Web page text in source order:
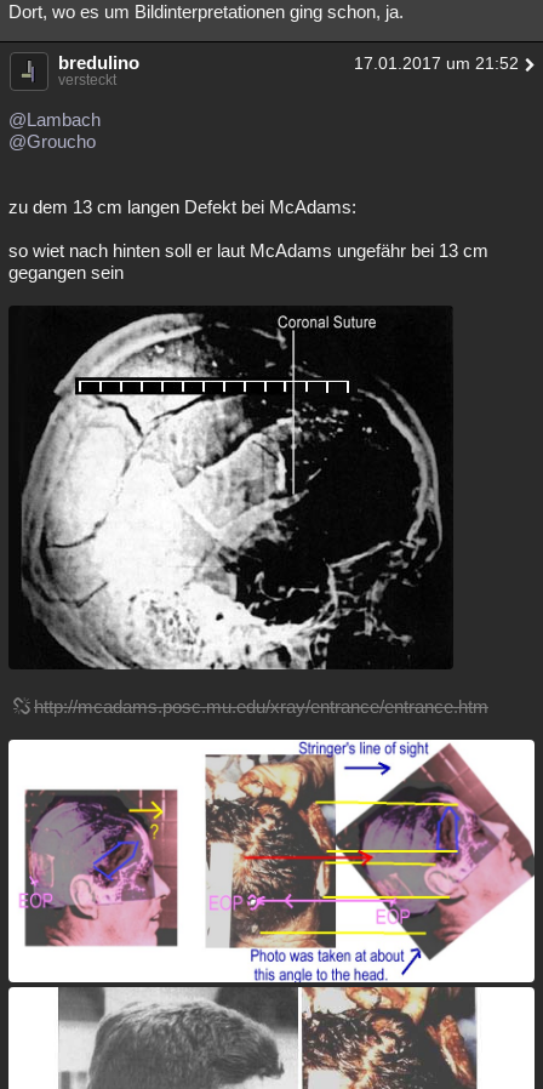
Dort, wo es um Bildinterpretationen ging schon, ja.
bredulino 17.01.2017 um 21:52
versteckt
@Lambach
@Groucho
zu dem 13 cm langen Defekt bei McAdams:
so wiet nach hinten soll er laut McAdams ungefähr bei 13 cm
gegangen sein
http://mcadams.posc.mu.edu/xray/entrance/entrance.htm